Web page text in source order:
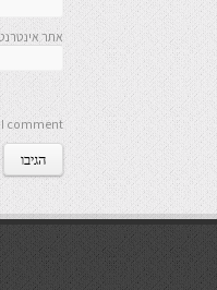
אתר
comment.